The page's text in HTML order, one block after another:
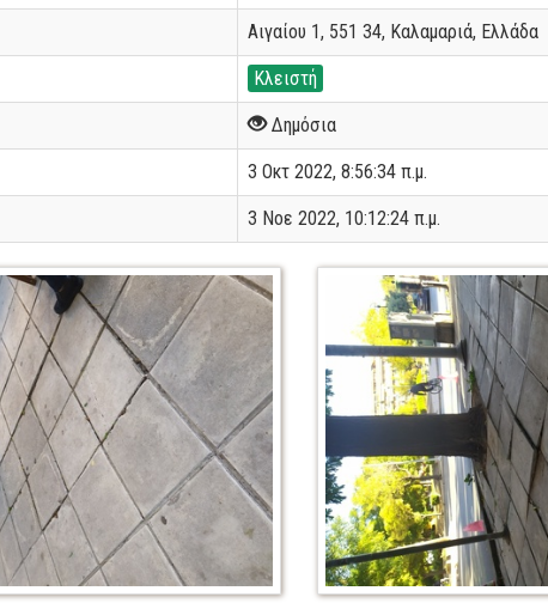
Αιγαίου 1, 551 34, Καλαμαριά, Ελλάδα
Κλειστή
Δημόσια
3 Οκτ 2022, 8:56:34 π.μ.
3 Νοε 2022, 10:12:24 π.μ.